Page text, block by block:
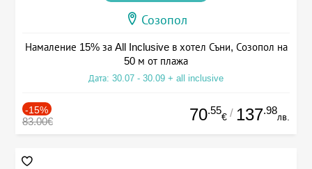
Созопол
Намаление 15% за All Inclusive в хотел Съни, Созопол на
50 м от плажа
Дата: 30.07 - 30.09 + all inclusive
-15%
83.00€ 70.55
€ / 137.98
лв.